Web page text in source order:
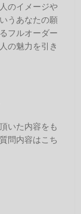
のイメージや
うあなたの願
フルオーダー
の魅力を引き
いた内容をも
問内容はこち